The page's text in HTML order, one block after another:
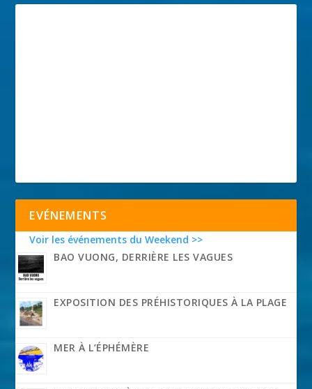
EVÉNEMENTS
Voir les événements du Weekend >>
BAO VUONG, DERRIÈRE LES VAGUES
EXPOSITION DES PRÉHISTORIQUES À LA PLAGE
MER À L’ÉPHÉMÈRE